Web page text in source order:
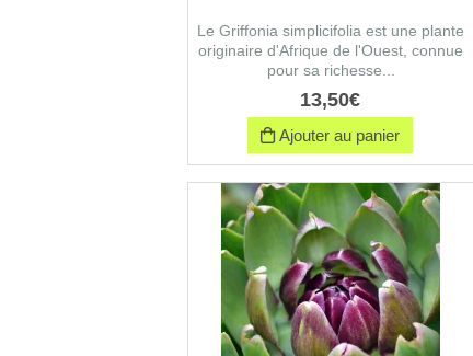
Le Griffonia simplicifolia est une plante
originaire d'Afrique de l'Ouest, connue
pour sa richesse...
13,50€
Ajouter au panier